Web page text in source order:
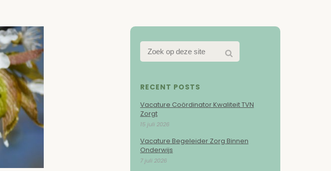
RECENT POSTS
Vacature Coördinator Kwaliteit TVN
Zorgt
15 juli 2026
Vacature Begeleider Zorg Binnen
Onderwijs
7 juli 2026